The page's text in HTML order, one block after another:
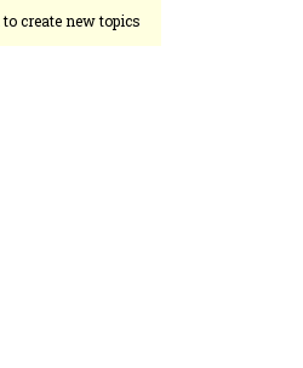
to create new topics